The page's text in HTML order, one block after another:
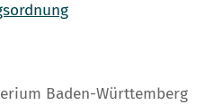
Baden-Württemberg